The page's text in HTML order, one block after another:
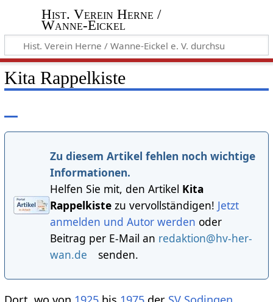
Hist. Verein Herne /
Wanne-Eickel
Kita Rappelkiste
Zu diesem Artikel fehlen noch wichtige
Informationen.
Helfen Sie mit, den Artikel Kita
Rappelkistezu vervollständigen! Jetzt
anmelden und Autor werden oder
Beitrag per E-Mail an redaktion@hv-her-
wan.de
senden.